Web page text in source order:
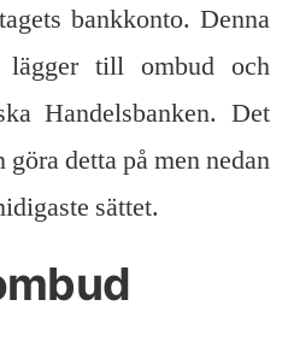
bankkonto. Denna
till ombud och
Handelsbanken. Det
detta på men nedan
sättet.